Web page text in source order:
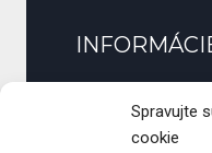
Spravujte
cookie
Slobodný
Zmluvy,